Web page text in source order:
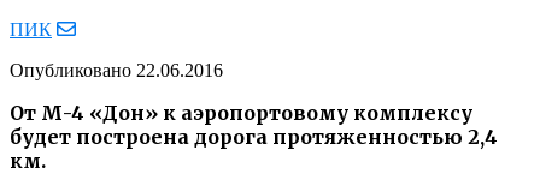
ПИК
Опубликовано 22.06.2016
От М-4 «Дон» к аэропортовому комплексу
будет построена дорога протяженностью 2,4
км.